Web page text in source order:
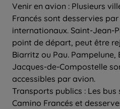
Venir en avion : Plusieurs
Francés sont desservies
internationaux. Saint-Jean-
point de départ, peut être
Biarritz ou Pau. Pampelune,
Jacques-de-Compostelle
accessibles par avion.
Transports publics : Les
Camino Francés et